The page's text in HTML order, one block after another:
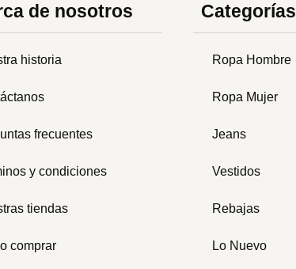
de nosotros
historia
frecuentes
y condiciones
tiendas
comprar
Categorías
Ropa Hombre
Ropa Mujer
Jeans
Vestidos
Rebajas
Lo Nuevo